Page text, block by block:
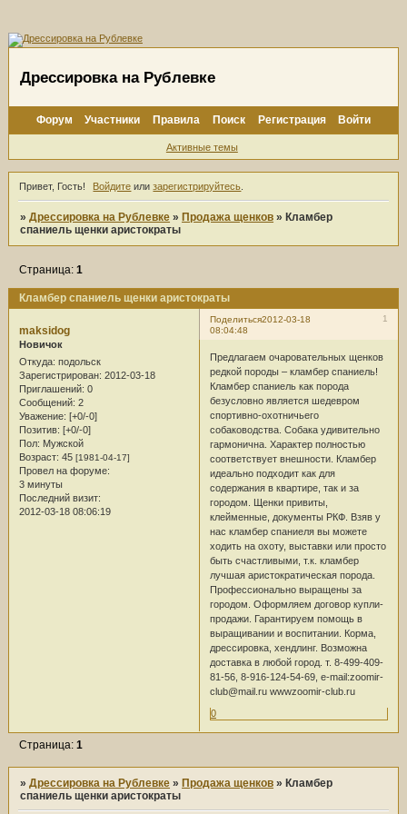
Дрессировка на Рублевке
Форум Участники Правила Поиск Регистрация Войти
Активные темы
Привет, Гость! Войдите илизарегистрируйтесь
»Дрессировка на Рублевке » Продажа щенков » Кламбер
спаниель щенки аристократы
Кламбер спаниель щенки аристократы
Страница:1
Поделиться 1
2012-03-18
08:04:48
maksidog
Новичок
Откуда: подольск
Зарегистрирован: 2012-03-18
Приглашений: 0
Сообщений: 2
Уважение: [+0/-0]
Позитив: [+0/-0]
Пол: Мужской
Возраст: 45 [1981-04-17]
Провел на форуме:
3 минуты
Последний визит:
2012-03-18 08:06:19
Предлагаем очаровательных щенков
редкой породы – кламбер спаниель!
Кламбер спаниель как порода
безусловно является шедевром
спортивно-охотничьего
собаководства. Собака удивительно
гармонична. Характер полностью
соответствует внешности. Кламбер
идеально подходит как для
содержания в квартире, так и за
городом. Щенки привиты,
клейменные, документы РКФ. Взяв у
нас кламбер спаниеля вы можете
ходить на охоту, выставки или просто
быть счастливыми, т.к. кламбер
лучшая аристократическая порода.
Профессионально выращены за
городом. Оформляем договор купли-
продажи. Гарантируем помощь в
выращивании и воспитании. Корма,
дрессировка, хендлинг. Возможна
доставка в любой город. т. 8-499-409-
81-56, 8-916-124-54-69, e-mail:zoomir-
club@mail.ru wwwzoomir-club.ru
0
Страница:1
»Дрессировка на Рублевке » Продажа щенков » Кламбер
спаниель щенки аристократы